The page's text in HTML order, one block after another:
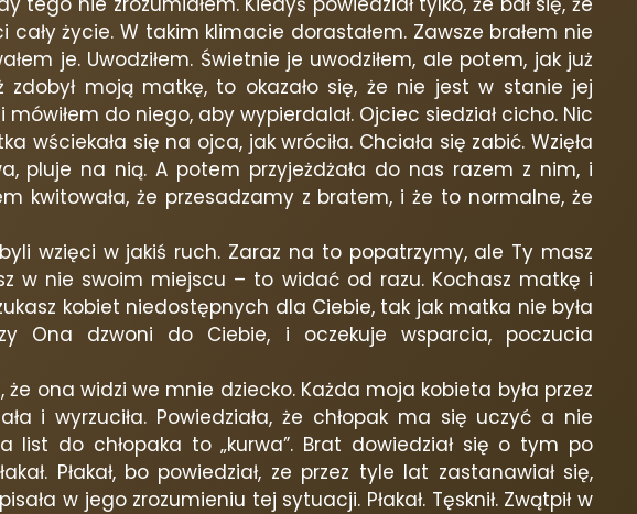
życie. W takim klimacie dorastałem. Zawsze brałem nie
je. Uwodziłem. Świetnie je uwodziłem, ale potem, jak już
moją matkę, to okazało się, że nie jest w stanie jej
do niego, aby wypierdalał. Ojciec siedział cicho. Nic
wściekała się na ojca, jak wróciła. Chciała się zabić. Wzięła
pluje na nią. A potem przyjeżdżała do nas razem z nim, i
kwitowała, że przesadzamy z bratem, i że to normalne, że
wzięci w jakiś ruch. Zaraz na to popatrzymy, ale Ty masz
w nie swoim miejscu – to widać od razu. Kochasz matkę i
kobiet niedostępnych dla Ciebie, tak jak matka nie była
Ona dzwoni do Ciebie, i oczekuje wsparcia, poczucia
że ona widzi we mnie dziecko. Każda moja kobieta była przez
i wyrzuciła. Powiedziała, że chłopak ma się uczyć a nie
list do chłopaka to „kurwa”. Brat dowiedział się o tym po
Płakał, bo powiedział, ze przez tyle lat zastanawiał się,
w jego zrozumieniu tej sytuacji. Płakał. Tęsknił. Zwątpił w